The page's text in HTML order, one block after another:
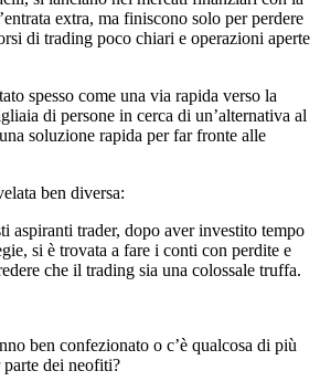
extra, ma finiscono solo per perdere
di trading poco chiari e operazioni aperte
spesso come una via rapida verso la
di persone in cerca di un’alternativa al
soluzione rapida per far fronte alle
ben diversa:
aspiranti trader, dopo aver investito tempo
si è trovata a fare i conti con perdite e
che il trading sia una colossale truffa.
ben confezionato o c’è qualcosa di più
dei neofiti?